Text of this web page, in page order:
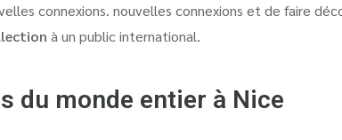
connexions. nouvelles connexions et de faire
à un public international.
du monde entier à Nice